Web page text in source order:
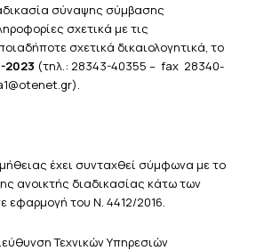
σύναψης σύμβασης
σχετικά με τις
σχετικά δικαιολογητικά, το
2023 (τηλ.: 28343-40355 – fax 28340-
έχει συνταχθεί σύμφωνα με το
ανοικτής διαδικασίας κάτω των
εφαρμογή του Ν. 4412/2016.
Τεχνικών Υπηρεσιών